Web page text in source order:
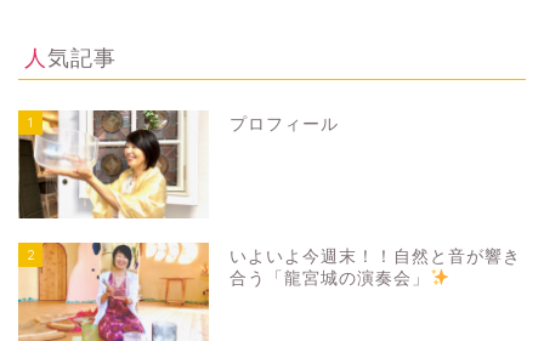
人気記事
1 プロフィール
2
いよいよ今週末！！自然と音が響き
合う「龍宮城の演奏会」